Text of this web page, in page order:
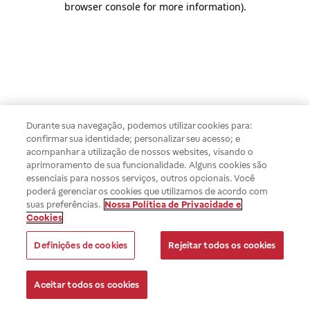
browser console for more information).
Durante sua navegação, podemos utilizar cookies para:
confirmar sua identidade; personalizar seu acesso; e
acompanhar a utilização de nossos websites, visando o
aprimoramento de sua funcionalidade. Alguns cookies são
essenciais para nossos serviços, outros opcionais. Você
poderá gerenciar os cookies que utilizamos de acordo com
suas preferências. Nossa Política de Privacidade e
Cookies
Definições de cookies Rejeitar todos os cookies
Aceitar todos os cookies